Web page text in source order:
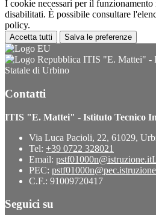
I cookie necessari per il funzionamento
disabilitati. È possibile consultare
policy.
Accetta tutti Salva le preferenze
ITIS "E. Mattei" -
Statale di Urbino
Contatti
ITIS "E. Mattei" - Istituto Tecnico
Via Luca Pacioli, 22, 61029,
Tel: +39 0722 328021
Email: pstf01000n@istruzione.it
PEC:
C.F.: 91009720417
Seguici su